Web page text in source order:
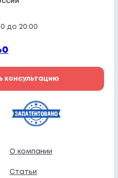
до 20:00
консультацию
О компании
Статьи